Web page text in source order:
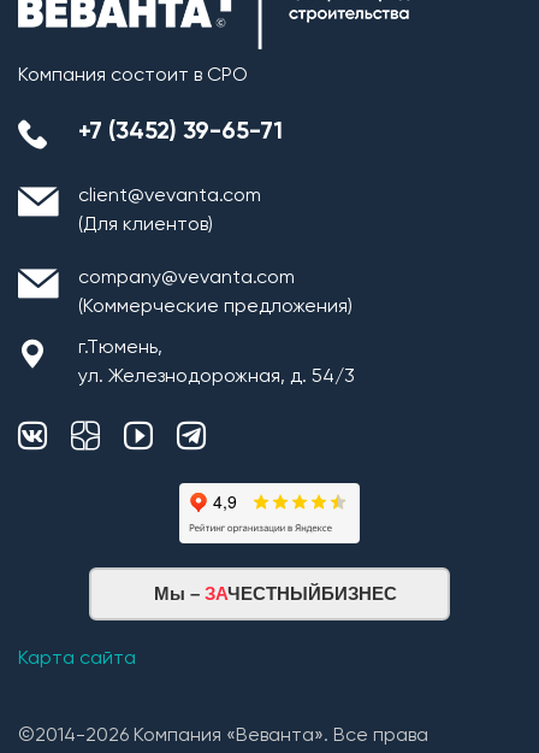
Монтаж плит перекрытия
Кровельная система
1. Монтаж стропильной системы из пиломатериала
(Технониколь, Дёке) и Металлочерепицы (в
Компания состоит в СРО
+7 (3452) 39-65-71
client@vevanta.com
(Для клиентов)
company@vevanta.com
(Коммерческие предложения)
г.Тюмень,
ул. Железнодорожная, д. 54/3
Мы – ЗАЧЕСТНЫЙБИЗНЕС
Карта сайта
©2014-2026 Компания «Веванта». Все права